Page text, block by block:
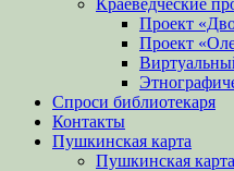
Проект
Проект
Спроси библиотекаря
Контакты
Пушкинская карта
Пушкинская